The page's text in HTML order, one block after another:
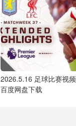
2026.5.16 足球比赛视
百度网盘下载